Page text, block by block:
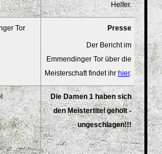
Helfer.
Tor Presse
Der Bericht im
Emmendinger Tor über die
Meisterschaft findet ihr hier.
Die Damen 1 haben sich
den Meistertitel geholt -
ungeschlagen!!!